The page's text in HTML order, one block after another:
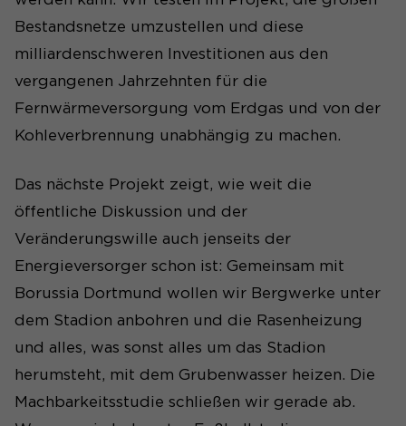
Bestandsnetze umzustellen und diese
milliardenschweren Investitionen aus den
vergangenen Jahrzehnten für die
Fernwärmeversorgung vom Erdgas und von der
Kohleverbrennung unabhängig zu machen.
Das nächste Projekt zeigt, wie weit die
öffentliche Diskussion und der
Veränderungswille auch jenseits der
Energieversorger schon ist: Gemeinsam mit
Borussia Dortmund wollen wir Bergwerke unter
dem Stadion anbohren und die Rasenheizung
und alles, was sonst alles um das Stadion
herumsteht, mit dem Grubenwasser heizen. Die
Machbarkeitsstudie schließen wir gerade ab.